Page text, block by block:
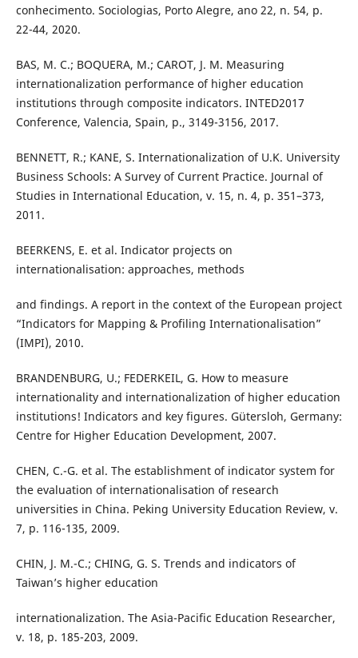
conhecimento. Sociologias, Porto Alegre, ano 22, n. 54, p.
22-44, 2020.
BAS, M. C.; BOQUERA, M.; CAROT, J. M. Measuring
internationalization performance of higher education
institutions through composite indicators. INTED2017
Conference, Valencia, Spain, p., 3149-3156, 2017.
BENNETT, R.; KANE, S. Internationalization of U.K. University
Business Schools: A Survey of Current Practice. Journal of
Studies in International Education, v. 15, n. 4, p. 351–373,
2011.
BEERKENS, E. et al. Indicator projects on
internationalisation: approaches, methods
and findings. A report in the context of the European project
“Indicators for Mapping & Profiling Internationalisation”
(IMPI), 2010.
BRANDENBURG, U.; FEDERKEIL, G. How to measure
internationality and internationalization of higher education
institutions! Indicators and key figures. Gütersloh, Germany:
Centre for Higher Education Development, 2007.
CHEN, C.-G. et al. The establishment of indicator system for
the evaluation of internationalisation of research
universities in China. Peking University Education Review, v.
7, p. 116-135, 2009.
CHIN, J. M.-C.; CHING, G. S. Trends and indicators of
Taiwan’s higher education
internationalization. The Asia-Pacific Education Researcher,
v. 18, p. 185-203, 2009.